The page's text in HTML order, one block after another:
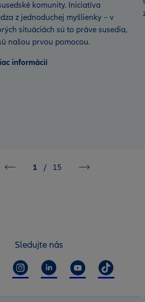
komunity. Iniciatíva
z jednoduchej myšlienky – v
situáciách sú to práve susedia,
našou prvou pomocou.
informácií
1 / 15
Sledujte nás